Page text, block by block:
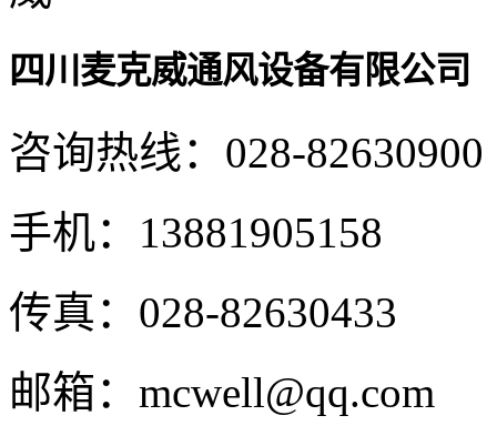
四川麦克威通风设备有限公司
咨询热线： 028-82630900
手机： 13881905158
传真： 028-82630433
邮箱： mcwell@qq.com